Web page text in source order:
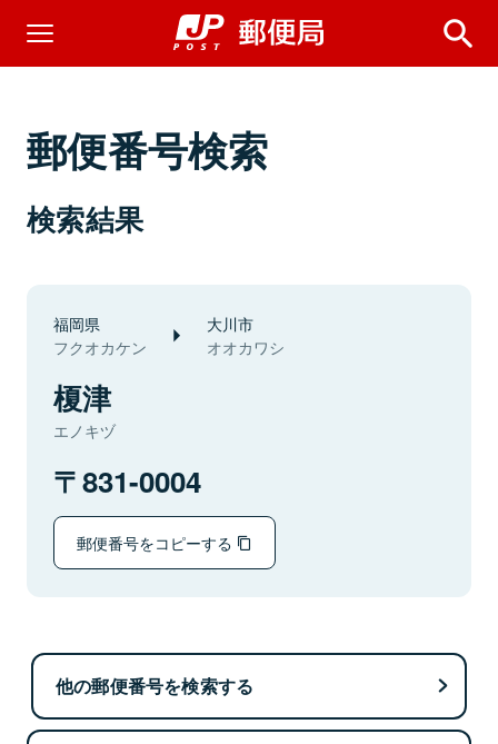
郵便番号検索
検索結果
福岡県
フクオカケン
大川市
オオカワシ
榎津
エノキヅ
831-0004
郵便番号をコピーする
他の郵便番号を検索する